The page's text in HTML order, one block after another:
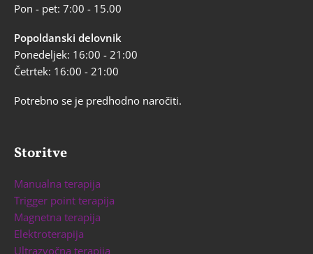
Pon - pet: 7:00 - 15.00
Popoldanski delovnik
Ponedeljek: 16:00 - 21:00
Četrtek: 16:00 - 21:00
Potrebno se je predhodno naročiti.
Storitve
Manualna terapija
Trigger point terapija
Magnetna terapija
Elektroterapija
Ultrazvočna terapija